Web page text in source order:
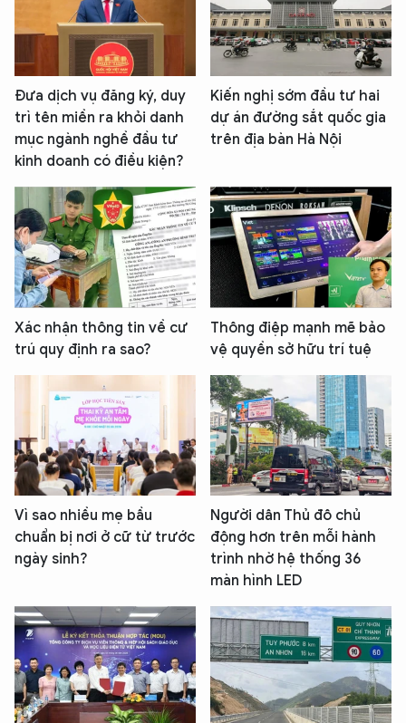
Đưa dịch vụ đăng ký, duy
trì tên miền ra khỏi danh
mục ngành nghề đầu tư
kinh doanh có điều kiện?
Kiến nghị sớm đầu tư hai
dự án đường sắt quốc gia
trên địa bàn Hà Nội
Xác nhận thông tin về cư
trú quy định ra sao?
Thông điệp mạnh mẽ bảo
vệ quyền sở hữu trí tuệ
Vì sao nhiều mẹ bầu
chuẩn bị nơi ở cữ từ trước
ngày sinh?
Người dân Thủ đô chủ
động hơn trên mỗi hành
trình nhờ hệ thống 36
màn hình LED